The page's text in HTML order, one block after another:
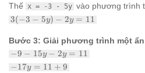
5y
Thế x = -3 - 5y vào phương trình
3(-3
5y)
=
11
3(−3 − 5y) − 2y = 11
Bước 3: Giải phương trình một
-9 -
15y
−9 − 15y − 2y = 11
-17y
−17y = 11 + 9